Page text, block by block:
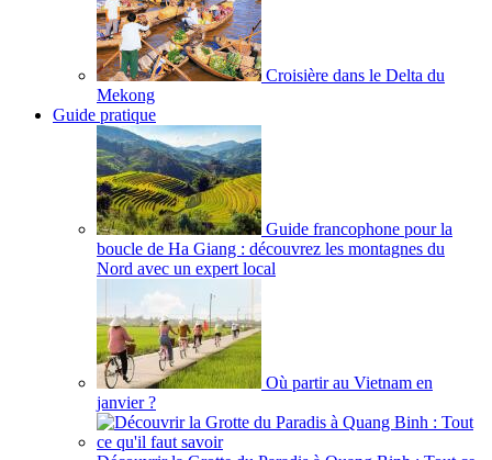
Croisière dans le Delta du
Mekong
Guide pratique
Guide francophone pour la
boucle de Ha Giang : découvrez les montagnes du
Nord avec un expert local
Où partir au Vietnam en
janvier ?